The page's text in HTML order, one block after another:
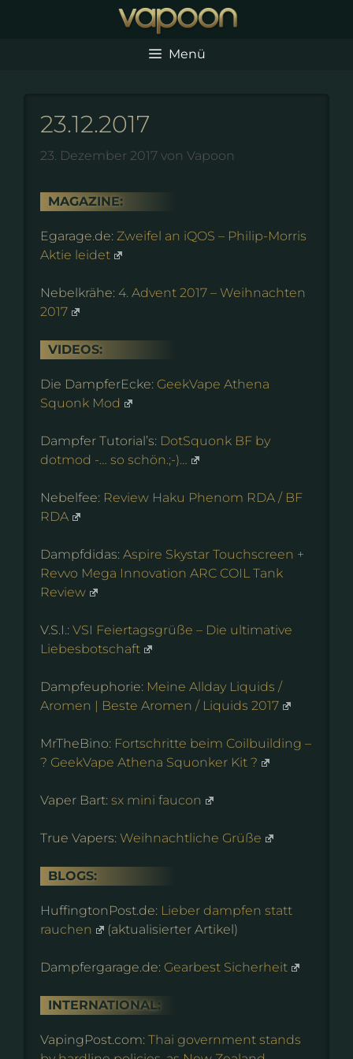
Menü
23.12.2017
23. Dezember 2017 von Vapoon
MAGAZINE:
Egarage.de: Zweifel an iQOS – Philip-Morris
Aktie leidet
Nebelkrähe: 4. Advent 2017 – Weihnachten
2017
VIDEOS:
Die DampferEcke: GeekVape Athena
Squonk Mod
Dampfer Tutorial’s: DotSquonk BF by
dotmod -… so schön.;-)…
Nebelfee: Review Haku Phenom RDA / BF
RDA
Dampfdidas: Aspire Skystar Touchscreen +
Revvo Mega Innovation ARC COIL Tank
Review
V.S.I.: VSI Feiertagsgrüße – Die ultimative
Liebesbotschaft
Dampfeuphorie: Meine Allday Liquids /
Aromen | Beste Aromen / Liquids 2017
MrTheBino: Fortschritte beim Coilbuilding –
? GeekVape Athena Squonker Kit ?
Vaper Bart: sx mini faucon
True Vapers: Weihnachtliche Grüße
BLOGS:
HuffingtonPost.de: Lieber dampfen statt
rauchen
(aktualisierter Artikel)
Dampfergarage.de: Gearbest Sicherheit
INTERNATIONAL:
VapingPost.com: Thai government stands